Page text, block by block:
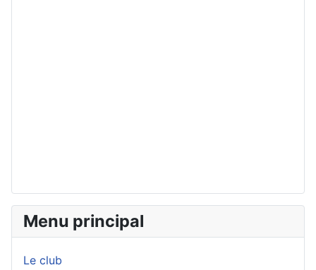
Menu principal
Le club